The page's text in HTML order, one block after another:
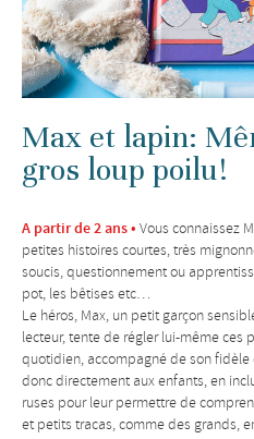
Max et lapin:
gros loup poilu!
A partir de 2 ans • Vous connaissez
petites histoires courtes, très
soucis, questionnement ou
pot, les bêtises etc…
Le héros, Max, un petit garçon
lecteur, tente de régler lui-même ces
quotidien, accompagné de son fidèle
donc directement aux enfants, en
ruses pour leur permettre de
et petits tracas, comme des grands,